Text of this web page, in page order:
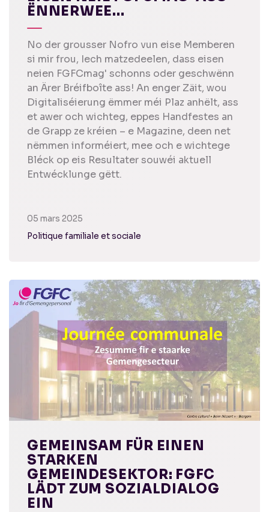
ËNNERWEE...
No der grousser Nofro vun eise Memberen
si mir frou, Iech matzedeelen, dass eisen
neien FGFCmag' schonns oder geschwënn
an Ärer Bréifboîte ass! An enger Zäit, wou
Digitaliséierung ëmmer méi Plaz anhëlt, ass
et awer och wichteg, eppes Handfestes an
de Grapp ze kréien – e Magazine, deen net
nëmmen informéiert, mee och e wichtege
Bléck op eis Resultater souwéi aktuell
Entwécklunge gëtt.
05 mars 2025
Politique familiale et sociale
GEMEINSAM FÜR EINEN
STARKEN
GEMEINDESEKTOR: FGFC
LÄDT ZUM SOZIALDIALOG
EIN